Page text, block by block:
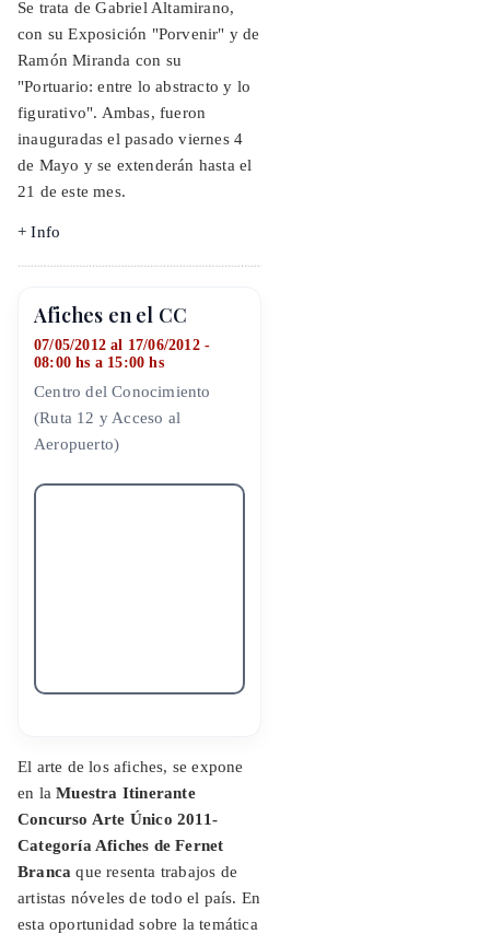
Se trata de Gabriel Altamirano,
con su Exposición "Porvenir" y de
Ramón Miranda con su
"Portuario: entre lo abstracto y lo
figurativo". Ambas, fueron
inauguradas el pasado viernes 4
de Mayo y se extenderán hasta el
21 de este mes.
+ Info
Afiches en el CC
07/05/2012 al 17/06/2012 -
08:00 hs a 15:00 hs
Centro del Conocimiento
(Ruta 12 y Acceso al
Aeropuerto)
El arte de los afiches, se expone
en laMuestra Itinerante
Concurso Arte Único 2011-
Categoría Afiches de Fernet
Branca que resenta trabajos de
artistas nóveles de todo el país. En
esta oportunidad sobre la temática